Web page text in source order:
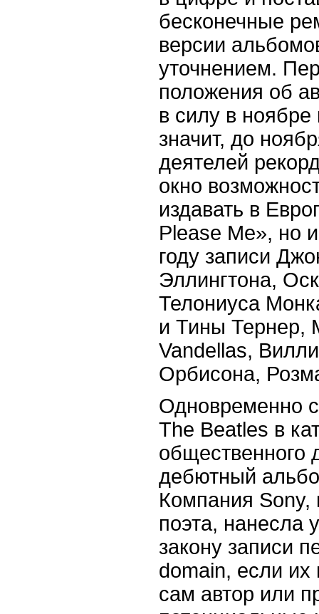
бесконечные
версии
уточнением.
положения об
в силу в
значит, до
деятелей
окно
издавать в
Please Me», но
году записи
Эллингтона,
Телониуса
и Тины Тернер,
Vandellas,
Орбисона,
Одновременно
The Beatles в
общественного
дебютный
Компания
поэта,
закону записи
domain, если их
сам автор или